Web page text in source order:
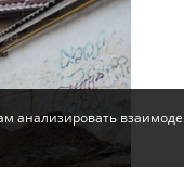
анализировать